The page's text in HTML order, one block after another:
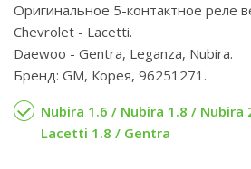
Оригинальное 5-контактное реле
Chevrolet - Lacetti.
Daewoo - Gentra, Leganza, Nubira.
Бренд: GM, Корея, 96251271.
Nubira 1.6 / Nubira 1.8 /
Lacetti 1.8 / Gentra